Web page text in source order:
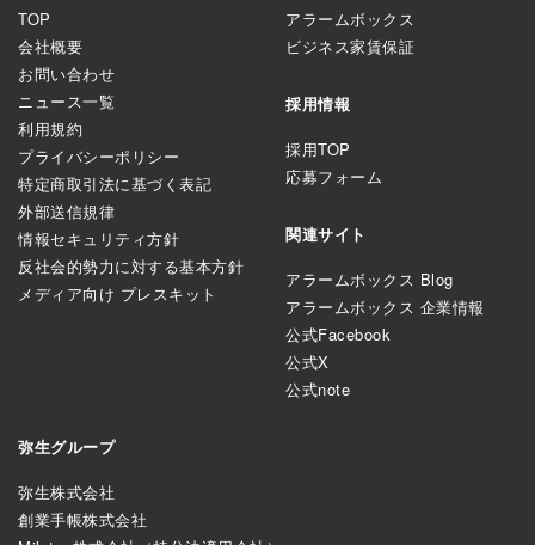
TOP
会社概要
お問い合わせ
ニュース一覧
利用規約
プライバシーポリシー
特定商取引法に基づく表記
外部送信規律
情報セキュリティ方針
反社会的勢力に対する基本方針
メディア向け プレスキット
アラームボックス
ビジネス家賃保証
採用情報
採用TOP
応募フォーム
関連サイト
アラームボックス Blog
アラームボックス 企業情報
公式Facebook
公式X
公式note
弥生グループ
弥生株式会社
創業手帳株式会社